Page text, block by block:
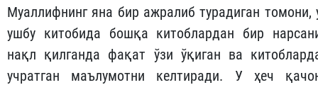
Муаллифнинг яна бир ажралиб турадиган томони,
ушбу китобида бошқа китоблардан бир
нақл қилганда фақат ўзи ўқиган ва
учратган маълумотни келтиради. У ҳеч